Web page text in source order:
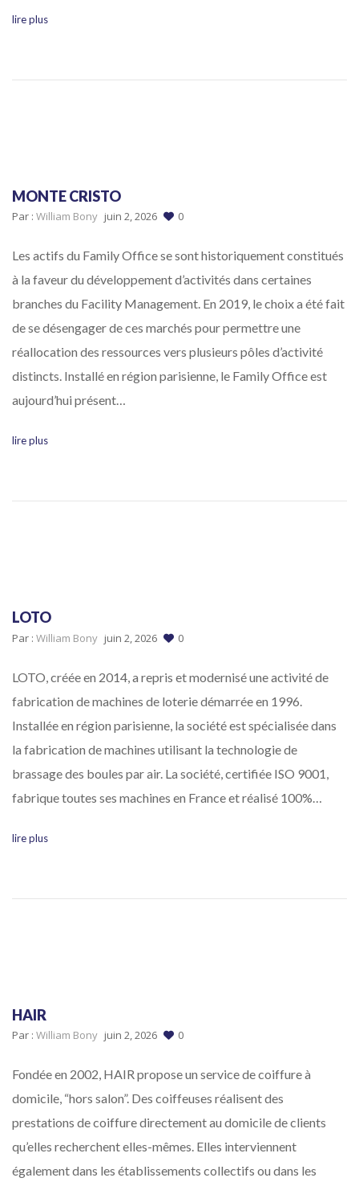
lire plus
MONTE CRISTO
Par : William Bony juin 2, 2026 0
Les actifs du Family Office se sont historiquement constitués
à la faveur du développement d’activités dans certaines
branches du Facility Management. En 2019, le choix a été fait
de se désengager de ces marchés pour permettre une
réallocation des ressources vers plusieurs pôles d’activité
distincts. Installé en région parisienne, le Family Office est
aujourd’hui présent…
lire plus
LOTO
Par : William Bony juin 2, 2026 0
LOTO, créée en 2014, a repris et modernisé une activité de
fabrication de machines de loterie démarrée en 1996.
Installée en région parisienne, la société est spécialisée dans
la fabrication de machines utilisant la technologie de
brassage des boules par air. La société, certifiée ISO 9001,
fabrique toutes ses machines en France et réalisé 100%…
lire plus
HAIR
Par : William Bony juin 2, 2026 0
Fondée en 2002, HAIR propose un service de coiffure à
domicile, “hors salon”. Des coiffeuses réalisent des
prestations de coiffure directement au domicile de clients
qu’elles recherchent elles-mêmes. Elles interviennent
également dans les établissements collectifs ou dans les